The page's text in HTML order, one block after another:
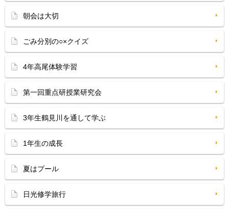
朝会は大切
ごみ分別の○×クイズ
4年高尾体験学習
第一回重点研授業研究会
3年生鶴見川を通して学ぶ
1年生の成長
夏はプール
日光修学旅行